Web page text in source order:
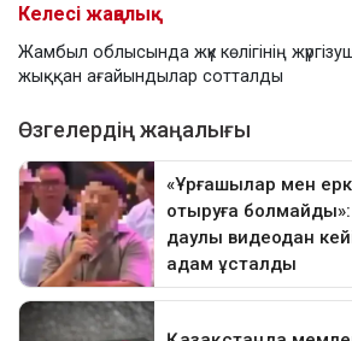
Келесі жаңалық
Жамбыл облысында жүк көлігінің
жыққан ағайындылар сотталды